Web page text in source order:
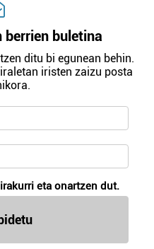
berrien buletina
ditu bi egunean behin.
iristen zaizu posta
irakurri eta onartzen dut.